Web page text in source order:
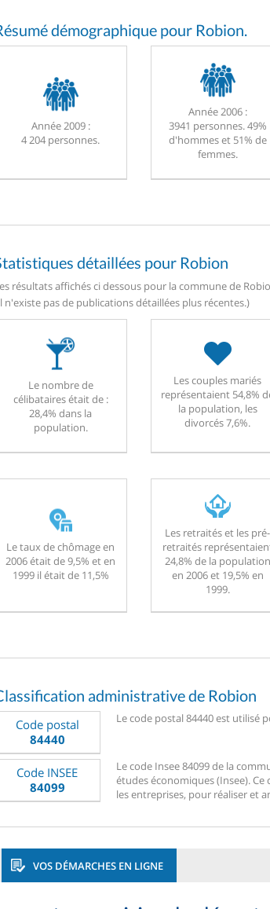
démographique pour Robion.
Année 2009 :
4 204 personnes.
Année 2006 :
3941 personnes. 49%
d'hommes et 51% de
femmes.
détaillées pour Robion
résultats affichés ci dessous pour la commune de
n'existe pas de publications détaillées plus récentes.)
Le nombre de
célibataires était de :
28,4% dans la
population.
Les couples mariés
représentaient 54,8%
la population, les
divorcés 7,6%.
Le taux de chômage en
2006 était de 9,5% et en
1999 il était de 11,5%
Les retraités et les pré-
retraités
24,8% de la population
en 2006 et 19,5% en
1999.
administrative de Robion
Code postal
84440
Le code postal 84440 est utilisé
Code INSEE
84099
Le code Insee 84099 de la
études économiques (Insee).
les entreprises, pour réaliser et
VOS DÉMARCHES EN LIGNE